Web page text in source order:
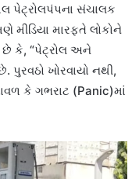
પેટ્રોલપંપના સંચાલક
મીડિયા મારફતે લોકોને
છે કે, “પેટ્રોલ અને
પુરવઠો ખોરવાયો નથી,
કે ગભરાટ (Panic)માં